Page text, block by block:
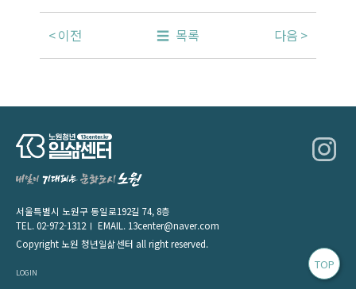
이전 목록 다음
서울특별시 노원구 동일로192길 74, 8층
TEL.02-972-1312 EMAIL. 13center@naver.com
Copyright 노원 청년일삶센터 all right reserved.
LOGIN
TOP